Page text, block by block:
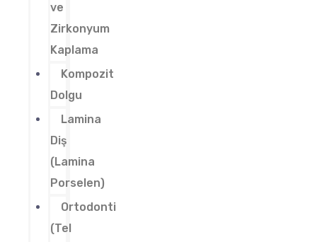
ve
Zirkonyum
Kaplama
Kompozit
Dolgu
Lamina
Diş
(Lamina
Porselen)
Ortodonti
(Tel